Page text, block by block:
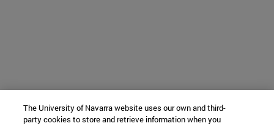
The University of Navarra website uses our own and third-
party cookies to store and retrieve information when you